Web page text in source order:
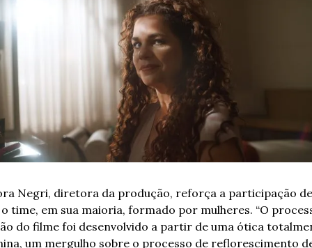
Negri, diretora da produção, reforça a participação de
time, em sua maioria, formado por mulheres. “O
do filme foi desenvolvido a partir de uma ótica
um mergulho sobre o processo de reflorescimento